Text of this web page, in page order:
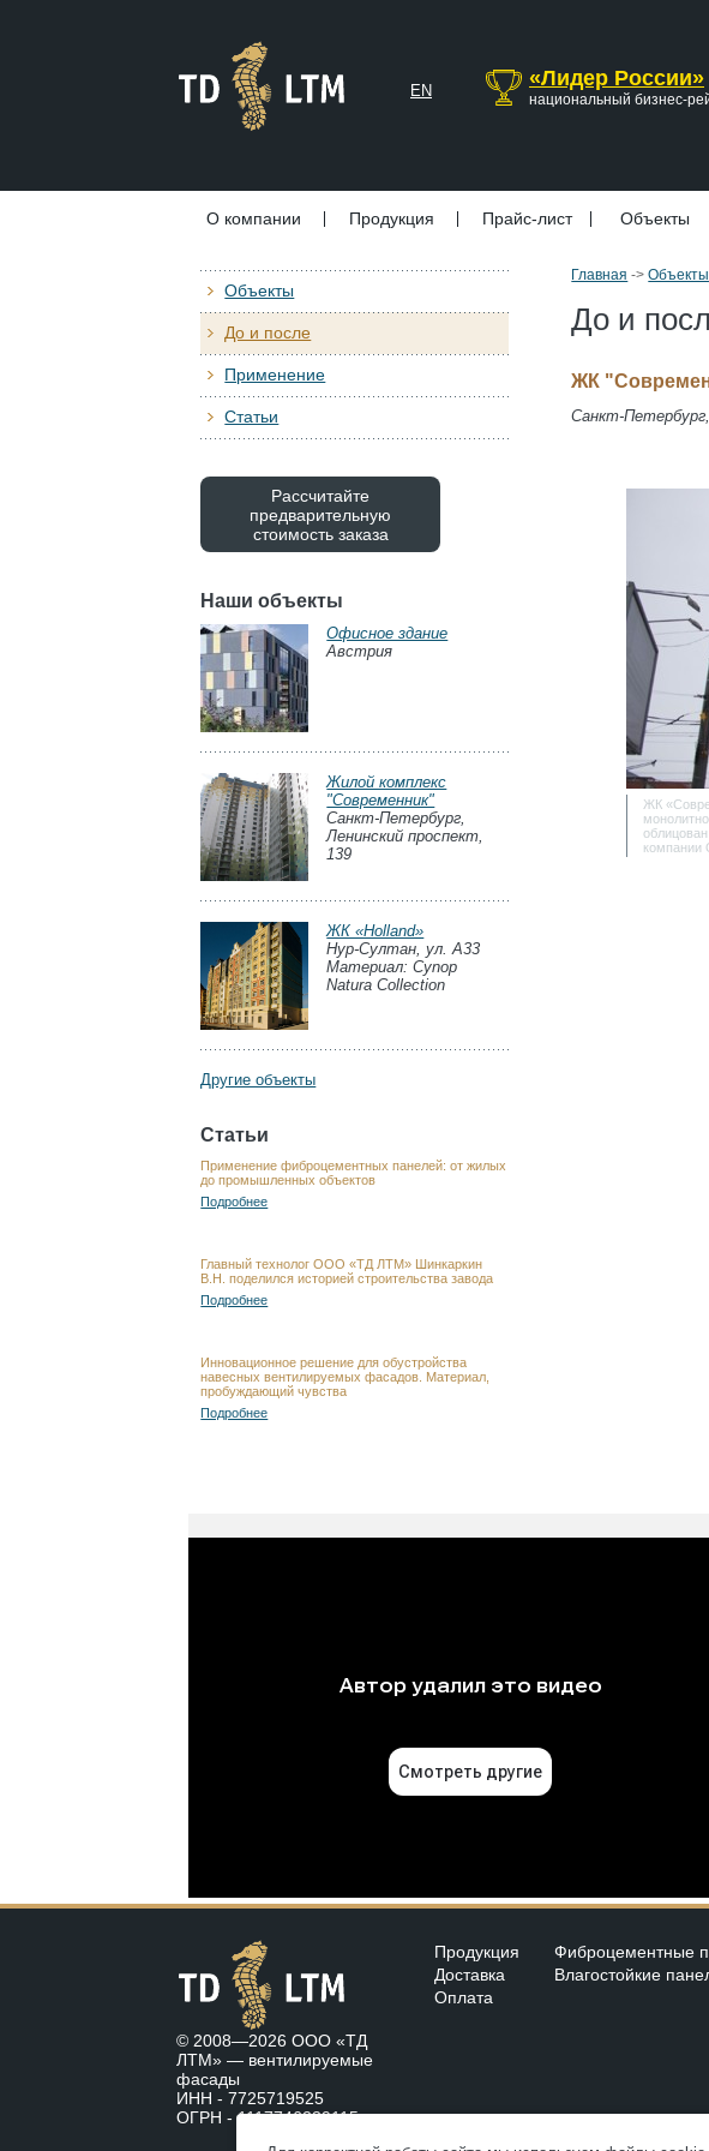
EN
«Лидер России»
национальный бизнес-
О компании Продукция Прайс-лист Объекты
Главная ->Объекты
До и
ЖК
Санкт-
ЖК
Объекты
До и после
Применение
Статьи
Рассчитайте
предварительную
стоимость заказа
Наши объекты
Офисное здание
Австрия
Жилой комплекс
"Современник"
Санкт-Петербург,
Ленинский проспект,
139
ЖК «Holland»
Нур-Султан, ул. А33
Материал: Cynop
Natura Collection
Другие объекты
Статьи
Применение фиброцементных панелей: от жилых
до промышленных объектов
Подробнее
Главный технолог ООО «ТД ЛТМ» Шинкаркин
В.Н. поделился историей строительства завода
Подробнее
Инновационное решение для обустройства
навесных вентилируемых фасадов. Материал,
пробуждающий чувства
Подробнее
© 2008—2026 ООО «ТД
ЛТМ» — вентилируемые
фасады
ИНН - 7725719525
ОГРН - 1117746239115
Продукция
Доставка
Оплата
Фиброцементные
Влагостойкие